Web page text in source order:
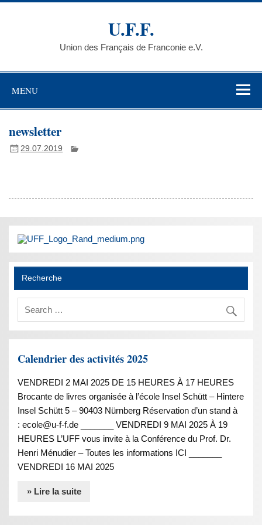
Skip
U.F.F.
Union des Français de Franconie e.V.
MENU
newsletter
29.07.2019
Recherche
Calendrier des activités 2025
VENDREDI 2 MAI 2025 DE 15 HEURES À 17 HEURES
Brocante de livres organisée à l’école Insel Schütt – Hintere
Insel Schütt 5 – 90403 Nürnberg Réservation d’un stand à
: ecole@u-f-f.de _______ VENDREDI 9 MAI 2025 À 19
HEURES L’UFF vous invite à la Conférence du Prof. Dr.
Henri Ménudier – Toutes les informations ICI _______
VENDREDI 16 MAI 2025
» Lire la suite